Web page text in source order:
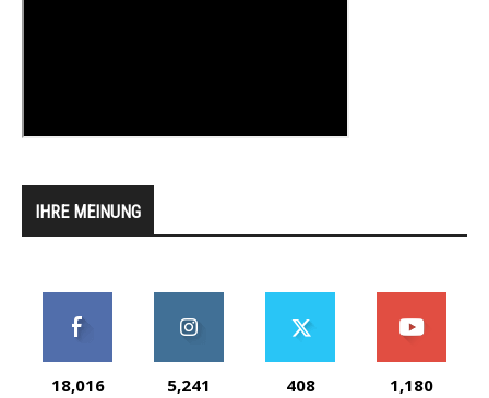
IHRE MEINUNG
18,016 5,241 408 1,180